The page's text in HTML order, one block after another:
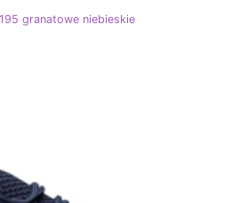
granatowe niebieskie